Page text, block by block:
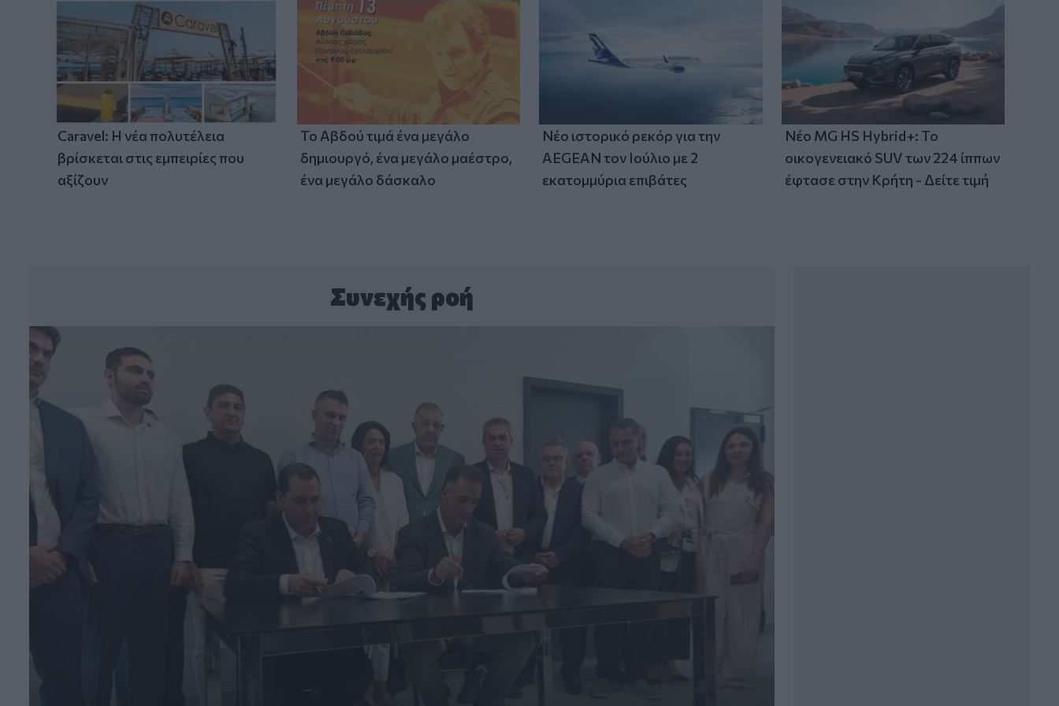
Στους 7 οι νεκροί
Caravel: Η νέα πολυτέλεια
βρίσκεται στις εμπειρίες που
αξίζουν
Το Αβδού τιμά ένα μεγάλο
δημιουργό, ένα μεγάλο μαέστρο,
ένα μεγάλο δάσκαλο
Νέο ιστορικό ρεκόρ για την
AEGEAN τον Ιούλιο με 2
εκατομμύρια επιβάτες
Νέο MG HS Hybrid+: Το
οικογενειακό SUV των 224 ίππων
έφτασε στην Κρήτη - Δείτε τιμή
Συνεχής ροή